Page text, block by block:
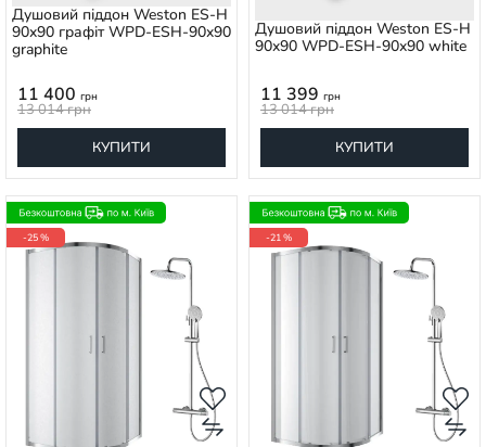
Душовий піддон Weston ES-H
90x90 графіт WPD-ESH-90x90
graphite
11 400 грн
13 014грн
КУПИТИ
Душовий піддон Weston ES-H
90x90 WPD-ESH-90x90 white
11 399 грн
13 014грн
КУПИТИ
-25 % -21 %